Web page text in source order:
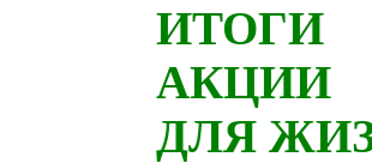
ИТОГИ
АКЦИИ
ДЛЯ